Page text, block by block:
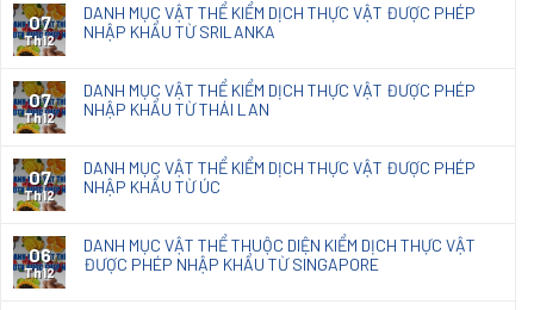
07
Th12
DANH MỤC VẬT THỂ KIỂM DỊCH THỰC VẬT ĐƯỢC PHÉP
NHẬP KHẨU TỪ SRILANKA
07
Th12
DANH MỤC VẬT THỂ KIỂM DỊCH THỰC VẬT ĐƯỢC PHÉP
NHẬP KHẨU TỪ THÁI LAN
07
Th12
DANH MỤC VẬT THỂ KIỂM DỊCH THỰC VẬT ĐƯỢC PHÉP
NHẬP KHẨU TỪ ÚC
06
Th12
DANH MỤC VẬT THỂ THUỘC DIỆN KIỂM DỊCH THỰC VẬT
ĐƯỢC PHÉP NHẬP KHẨU TỪ SINGAPORE